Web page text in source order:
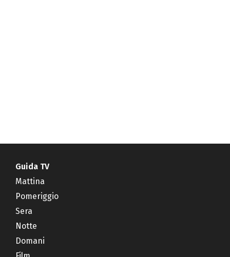
Guida TV
Mattina
Pomeriggio
Sera
Notte
Domani